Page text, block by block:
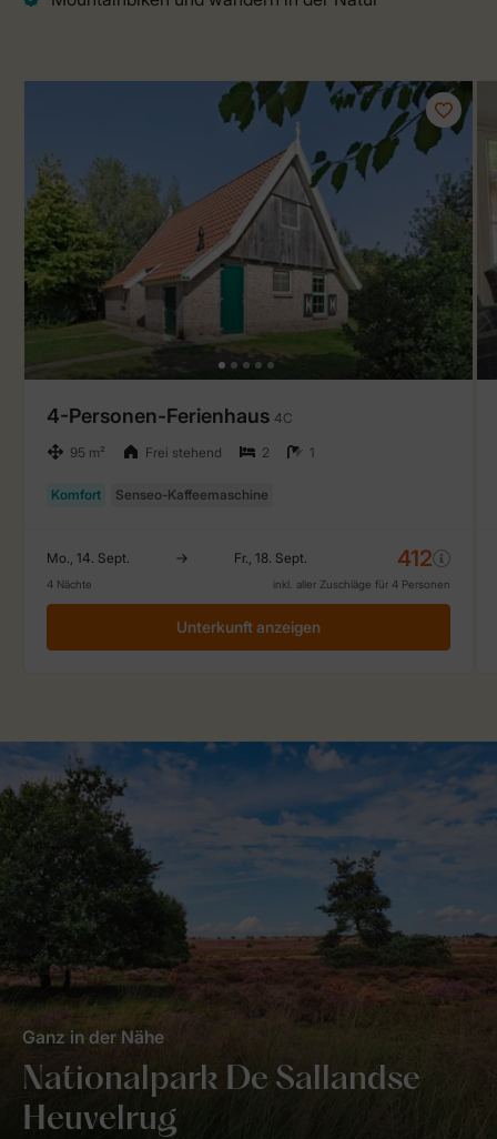
Nationalpark De Sallandse
Heuvelrug
Ganz in der Nähe